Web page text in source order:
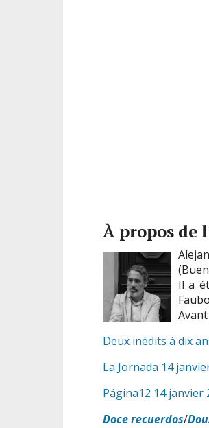
À propos de
Il a
Avant
Deux inédits à dix
La Jornada 14
Página12 14 janvier
Doce recuerdos/